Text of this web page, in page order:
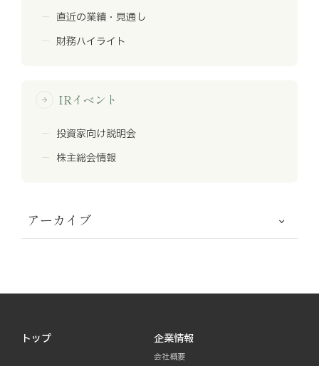
直近の業績・見通し
財務ハイライト
arrow_forward IRイベント
投資家向け説明会
株主総会情報
アーカイブ
トップ 企業情報
会社概要